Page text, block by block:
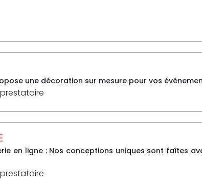
une décoration sur mesure pour vos
en ligne : Nos conceptions uniques sont faîtes